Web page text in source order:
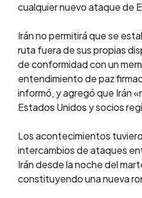
cualquier nuevo ataque de
Irán no permitirá que se
ruta fuera de sus propias
de conformidad con un
entendimiento de paz
informó, y agregó que Irán
Estados Unidos y socios
Los acontecimientos
intercambios de ataques
Irán desde la noche del
constituyendo una nueva